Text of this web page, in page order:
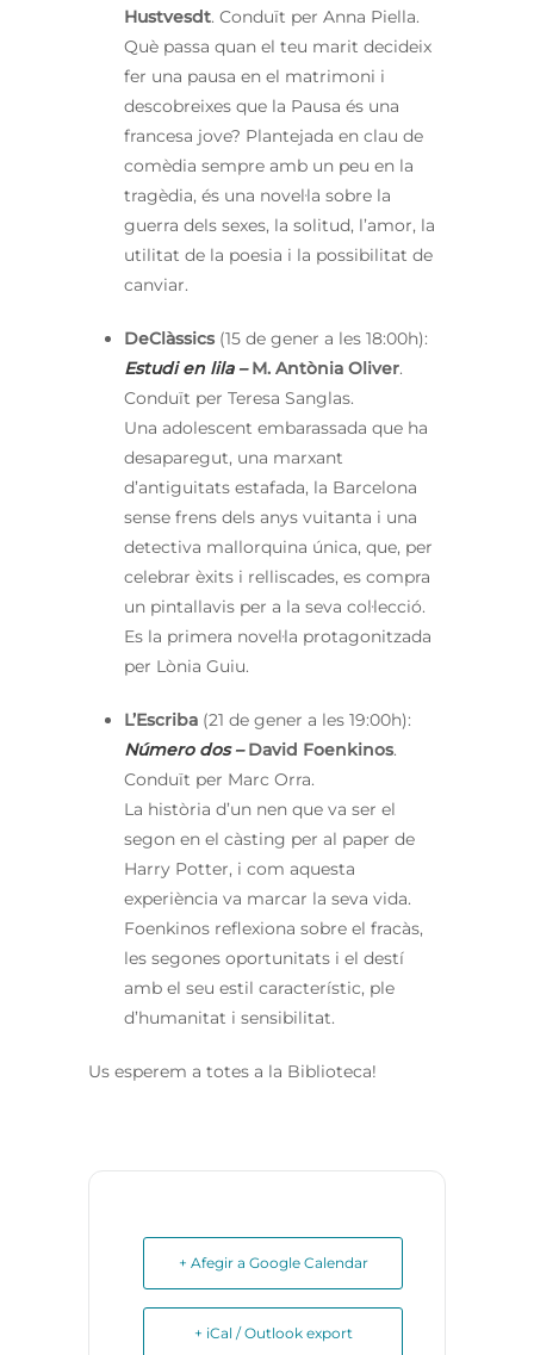
Hustvesdt. Conduït per Anna Piella.
Què passa quan el teu marit decideix
fer una pausa en el matrimoni i
descobreixes que la Pausa és una
francesa jove? Plantejada en clau de
comèdia sempre amb un peu en la
tragèdia, és una novel·la sobre la
guerra dels sexes, la solitud, l’amor, la
utilitat de la poesia i la possibilitat de
canviar.
DeClàssics (15 de gener a les 18:00h):
Estudi en lila –M. Antònia Oliver.
Conduït per Teresa Sanglas.
Una adolescent embarassada que ha
desaparegut, una marxant
d’antiguitats estafada, la Barcelona
sense frens dels anys vuitanta i una
detectiva mallorquina única, que, per
celebrar èxits i relliscades, es compra
un pintallavis per a la seva col·lecció.
Es la primera novel·la protagonitzada
per Lònia Guiu.
L’Escriba (21 de gener a les 19:00h):
Número dos –David Foenkinos.
Conduït per Marc Orra.
La història d’un nen que va ser el
segon en el càsting per al paper de
Harry Potter, i com aquesta
experiència va marcar la seva vida.
Foenkinos reflexiona sobre el fracàs,
les segones oportunitats i el destí
amb el seu estil característic, ple
d’humanitat i sensibilitat.
Us esperem a totes a la Biblioteca!
+ Afegir a Google Calendar
+ iCal / Outlook export